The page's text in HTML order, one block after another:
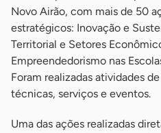
Novo Airão, com mais de 50
estratégicos: Inovação e
Territorial e Setores
Empreendedorismo nas
Foram realizadas atividades
técnicas, serviços e eventos.
Uma das ações realizadas